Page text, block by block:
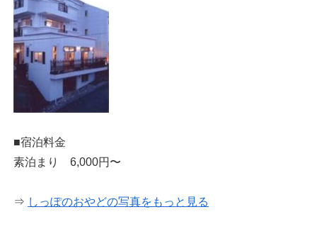
■宿泊料金
素泊まり 6,000円〜
⇒ しっぽのおやどの写真をもっと見る